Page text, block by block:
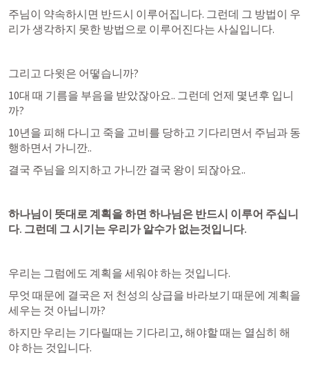
주님이 약속하시면 반드시 이루어집니다. 그런데 그 방법이 우
리가 생각하지 못한 방법으로 이루어진다는 사실입니다.
그리고 다윗은 어떻습니까?
10대 때 기름을 부음을 받았잖아요.. 그런데 언제 몇년후 입니
까?
10년을 피해 다니고 죽을 고비를 당하고 기다리면서 주님과 동
행하면서 가니깐..
결국 주님을 의지하고 가니깐 결국 왕이 되잖아요..
하나님이 뜻대로 계획을 하면 하나님은 반드시 이루어 주십니
다. 그런데 그 시기는 우리가 알수가 없는것입니다.
우리는 그럼에도 계획을 세워야 하는 것입니다.
무엇 때문에 결국은 저 천성의 상급을 바라보기 때문에 계획을
세우는 것 아닙니까?
하지만 우리는 기다릴때는 기다리고, 해야할 때는 열심히 해
야 하는 것입니다.